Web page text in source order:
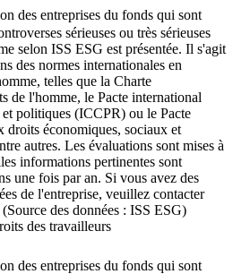
des entreprises du fonds qui sont
sérieuses ou très sérieuses
selon ISS ESG est présentée. Il s'agit
des normes internationales en
telles que la Charte
de l'homme, le Pacte international
politiques (ICCPR) ou le Pacte
droits économiques, sociaux et
autres. Les évaluations sont mises à
informations pertinentes sont
une fois par an. Si vous avez des
de l'entreprise, veuillez contacter
des données : ISS ESG)
des travailleurs
des entreprises du fonds qui sont